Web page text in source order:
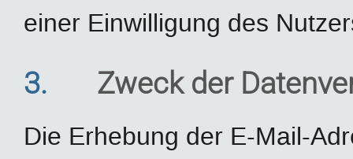
einer Einwilligung des
3. Zweck der
Die Erhebung der E-Mail-